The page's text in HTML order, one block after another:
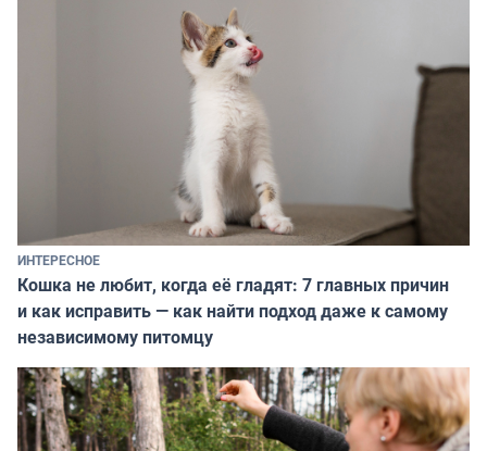
ИНТЕРЕСНОЕ
Кошка не любит, когда её гладят: 7 главных причин
и как исправить — как найти подход даже к самому
независимому питомцу